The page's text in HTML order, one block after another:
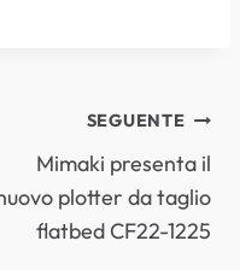
SEGUENTE
Mimaki presenta il
plotter da taglio
flatbed CF22-1225